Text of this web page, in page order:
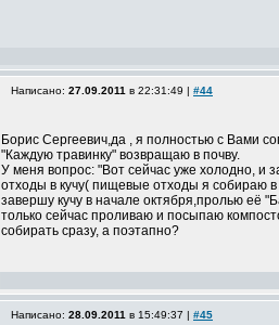
Написано: 27.09.2011 в 22:31:49 | #44
Борис Сергеевич,да , я полностью с Вами
"Каждую травинку" возвращаю в почву.
У меня вопрос: "Вот сейчас уже холодно, и
отходы в кучу( пищевые отходы я собираю в
завершу кучу в начале октября,пролью её
только сейчас проливаю и посыпаю
собирать сразу, а поэтапно?
Написано: 28.09.2011 в 15:49:37 | #45